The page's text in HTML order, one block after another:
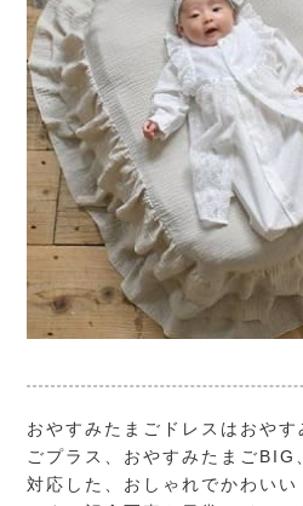
おやすみたまごドレスはおや
ごプラス、おやすみたまごBIG
対応した、おしゃれでかわい